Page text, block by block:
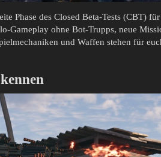
Phase des Closed Beta-Tests (CBT)
Gameplay ohne Bot-Trupps, neue
und Waffen stehen für